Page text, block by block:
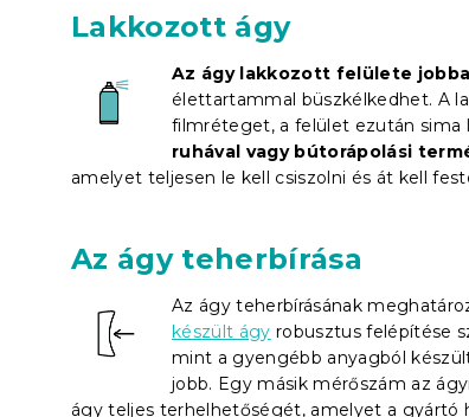
Lakkozott ágy
Az ágy lakkozott felülete
élettartammal büszkélkedhet. A
filmréteget, a felület ezután sima
ruhával vagy bútorápolási
amelyet teljesen le kell csiszolni és át kell
Az ágy teherbírása
Az ágy teherbírásának
készült ágy robusztus felépítése
mint a gyengébb anyagból
jobb. Egy másik mérőszám az
ágy teljes terhelhetőségét, amelyet a gyártó